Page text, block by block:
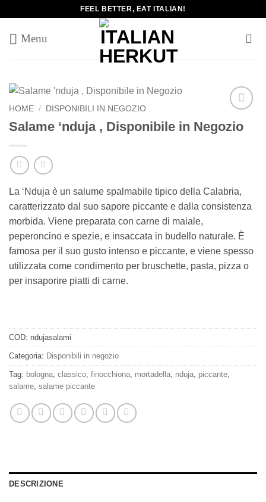
contenuti
FEEL BETTER, EAT ITALIAN!
Add to
wishlist
HOME / DISPONIBILI IN NEGOZIO
Salame ‘nduja , Disponibile in Negozio
La ‘Nduja è un salume spalmabile tipico della Calabria,
caratterizzato dal suo sapore piccante e dalla consistenza
morbida. Viene preparata con carne di maiale,
peperoncino e spezie, e insaccata in budello naturale. È
famosa per il suo gusto intenso e piccante, e viene spesso
utilizzata come condimento per bruschette, pasta, pizza o
per insaporire piatti di carne.
COD: ndujasalami
Categoria: Disponibili in negozio
Tag: bologna, classico, finocchiona, mortadella, nduja, piccante,
salame, salame piccante
DESCRIZIONE